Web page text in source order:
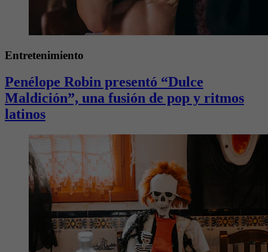
Entretenimiento
Penélope Robin presentó “Dulce
Maldición”, una fusión de pop y ritmos
latinos